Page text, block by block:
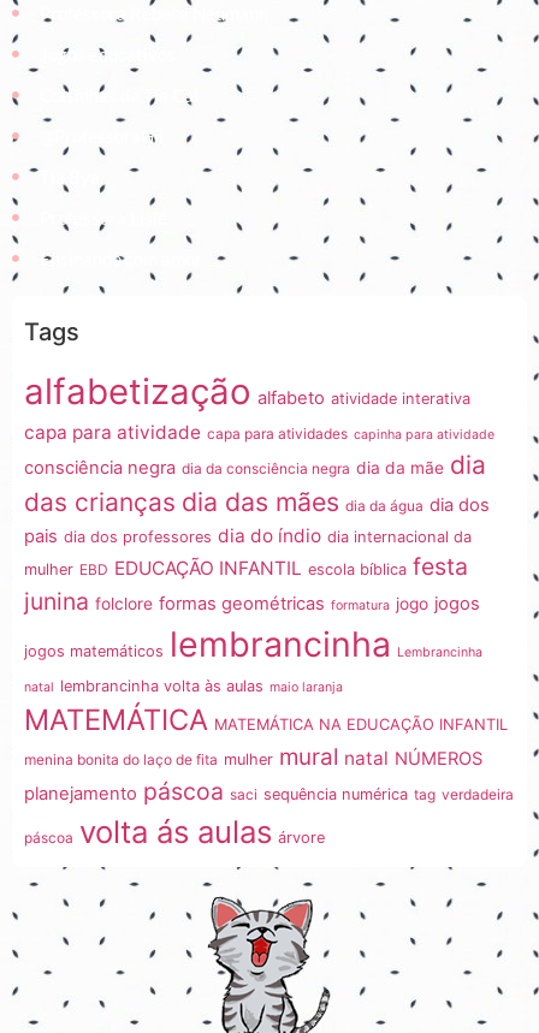
Professora Rebeca Neumann
Jogos educativos
Coisinhas da Tia Cal
@ProfessoraGii
Professora Lisiê
Ensinando com amor
Tags
alfabetização alfabeto atividade interativa
capa para atividade capa para atividades capinha para atividade
consciência negra dia da consciência negra dia da mãe dia
das crianças dia das mães dia da água dia dos
pais dia dos professores dia do índio dia internacional da
mulher EBD EDUCAÇÃO INFANTIL escola bíblica festa
junina folclore formas geométricas formatura jogo jogos
jogos matemáticos lembrancinha Lembrancinha
natal lembrancinha volta às aulas maio laranja
MATEMÁTICA MATEMÁTICA NA EDUCAÇÃO INFANTIL
menina bonita do laço de fita mulher mural natal NÚMEROS
planejamento páscoa saci sequência numérica tag verdadeira
páscoa volta ás aulas árvore